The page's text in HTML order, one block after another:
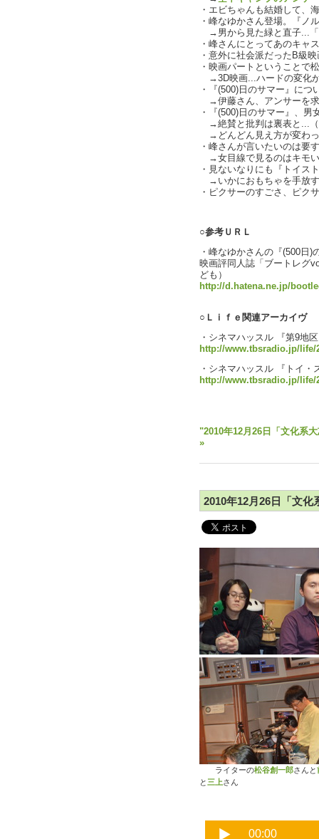
・エビちゃんも結婚して、
・峰なゆかさん登場。『ノ
→男から見た緑と直子...「
・峰さんにとってあのキャ
・意外に社会派だったB級
・映画パートということで
→3D映画...ハードの変化
・『(500)日のサマー』につ
→伊藤さん、アンサーを
・『(500)日のサマー』、男
→絶賛と批判は裏表と...（
→どんどん見え方が変わ
・峰さんが言いたいのは要
→女目線で見るのはキモ
・見ないなりにも『トイス
→いかにおもちゃを手放
・ピクサーのすごさ、ピク
○参考ＵＲＬ
・峰なゆかさんの『(500日
映画評同人誌「ブートレグ
ども）
http://d.hatena.ne.jp/
○Ｌｉｆｅ関連アーカイヴ
・シネマハッスル 『第9地
http://www.tbsradio.jp/life/
・シネマハッスル 『トイ・
http://www.tbsradio.jp/life/
"2010年12月26日「文化系
»
2010年12月26日「文化
ライターの松谷創一郎さんと
と 三上さん